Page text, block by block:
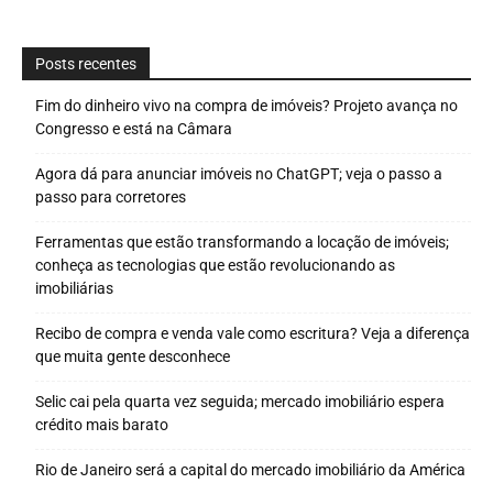
Posts recentes
Fim do dinheiro vivo na compra de imóveis? Projeto avança no
Congresso e está na Câmara
Agora dá para anunciar imóveis no ChatGPT; veja o passo a
passo para corretores
Ferramentas que estão transformando a locação de imóveis;
conheça as tecnologias que estão revolucionando as
imobiliárias
Recibo de compra e venda vale como escritura? Veja a diferença
que muita gente desconhece
Selic cai pela quarta vez seguida; mercado imobiliário espera
crédito mais barato
Rio de Janeiro será a capital do mercado imobiliário da América